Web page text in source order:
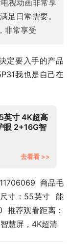
视动画非常享
足日常需要。
非常享受
定要入手的产品
我也是自己在
英寸 4K超高
眼 2+16G智
去看看 >>
商品毛
寸：55英寸  能
推荐观看距离：
慧屏，4K超清